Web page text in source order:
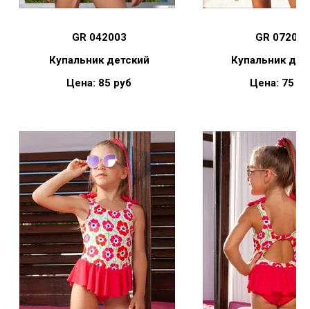
GR 042003
Купальник детский
Цена: 85 руб
GR 072002
Купальник
Цена: 75